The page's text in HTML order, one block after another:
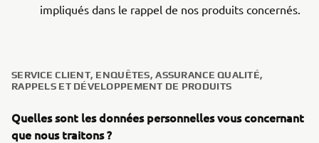
impliqués dans le rappel de nos produits concernés.
SERVICE CLIENT, ENQUÊTES, ASSURANCE QUALITÉ,
RAPPELS ET DÉVELOPPEMENT DE PRODUITS
Quelles sont les données personnelles vous concernant
que nous traitons ?